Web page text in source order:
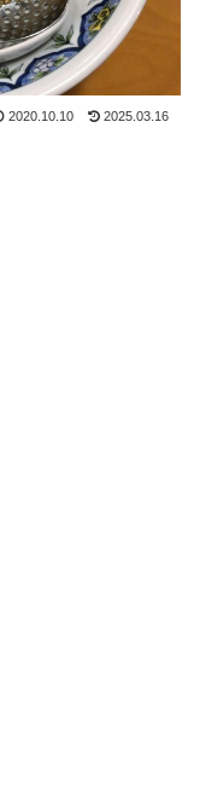
2020.10.10 2025.03.16